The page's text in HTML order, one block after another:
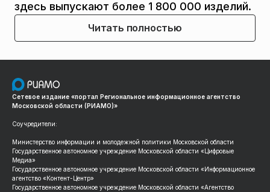
здесь выпускают более 1 800 000 изделий.
Читать полностью
Сетевое издание «портал Региональное информационное агентство
Московской области (РИАМО)»
Соучредители:
Министерство информации и молодежной политики Московской области
Государственное автономное учреждение Московской области «Цифровые
Медиа»
Государственное автономное учреждение Московской области «Информационное
агентство «Контент-Центр»
Государственное автономное учреждение Московской области «Агентство